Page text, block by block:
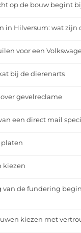
op de bouw begint
in Hilversum: wat zijn
voor een
bij de dierenarts
gevelreclame
een direct mail
platen
kiezen
van de fundering
kiezen met